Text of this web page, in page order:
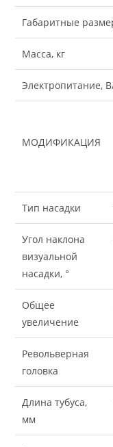
Габаритные
Масса, кг
Электропитание,
МОДИФИКАЦИЯ
Тип насадки
Угол наклона
визуальной
насадки, °
Общее
увеличение
Револьверная
головка
Длина тубуса,
мм